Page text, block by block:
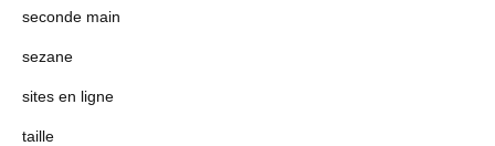
seconde main
sezane
sites en ligne
taille